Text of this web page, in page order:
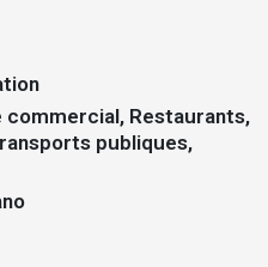
publiques,